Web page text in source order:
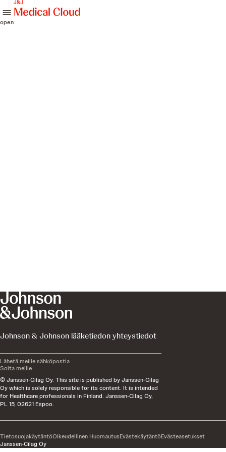
open
Johnson & Johnson lääketiedon yhteystiedot
Lähetä meille sähköpostia
Soita meille
© Janssen-Cilag Oy. This site is published by Janssen-Cilag
Oy which is solely responsible for its content. It is intended
for Healthcare professionals in Finland. Janssen-Cilag Oy,
PL 15, 02621 Espoo.
Janssen-Cilag Oy
TietosuojakäytäntöOikeudellinen HuomautusEvästekäytäntöEvästeasetukset